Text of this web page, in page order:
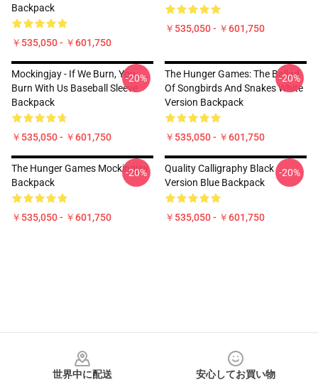
Backpack
￥535,050 - ￥601,750
￥535,050 - ￥601,750
Mockingjay - If We Burn, You
Burn With Us Baseball Sleeve
Backpack
￥535,050 - ￥601,750
-20%
The Hunger Games: The Ballad
Of Songbirds And Snakes White
Version Backpack
￥535,050 - ￥601,750
-20%
The Hunger Games Mockingjay
Backpack
￥535,050 - ￥601,750
-20%
Quality Calligraphy Black
Version Blue Backpack
￥535,050 - ￥601,750
-20%
世界中に配送
安心してお買い物